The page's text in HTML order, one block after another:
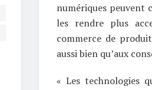
numériques peuvent
les rendre plus
commerce de
aussi bien qu’aux
« Les technologies